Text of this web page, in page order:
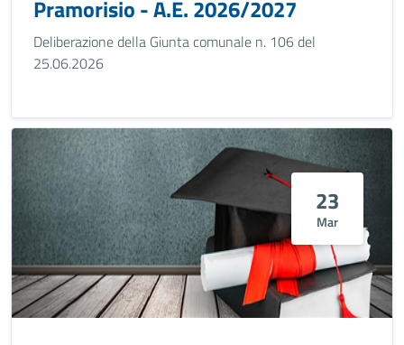
Pramorisio - A.E. 2026/2027
Deliberazione della Giunta comunale n. 106 del
25.06.2026
23
Mar